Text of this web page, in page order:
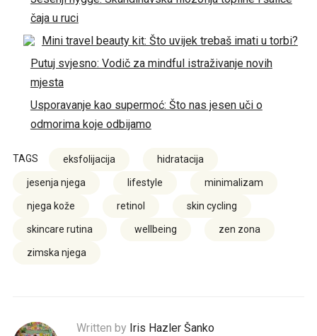
čaja u ruci
Mini travel beauty kit: Što uvijek trebaš imati u torbi?
Putuj svjesno: Vodič za mindful istraživanje novih
mjesta
Usporavanje kao supermoć: Što nas jesen uči o
odmorima koje odbijamo
TAGS eksfolijacija hidratacija
jesenja njega lifestyle minimalizam
njega kože retinol skin cycling
skincare rutina wellbeing zen zona
zimska njega
Written by Iris Hazler Šanko